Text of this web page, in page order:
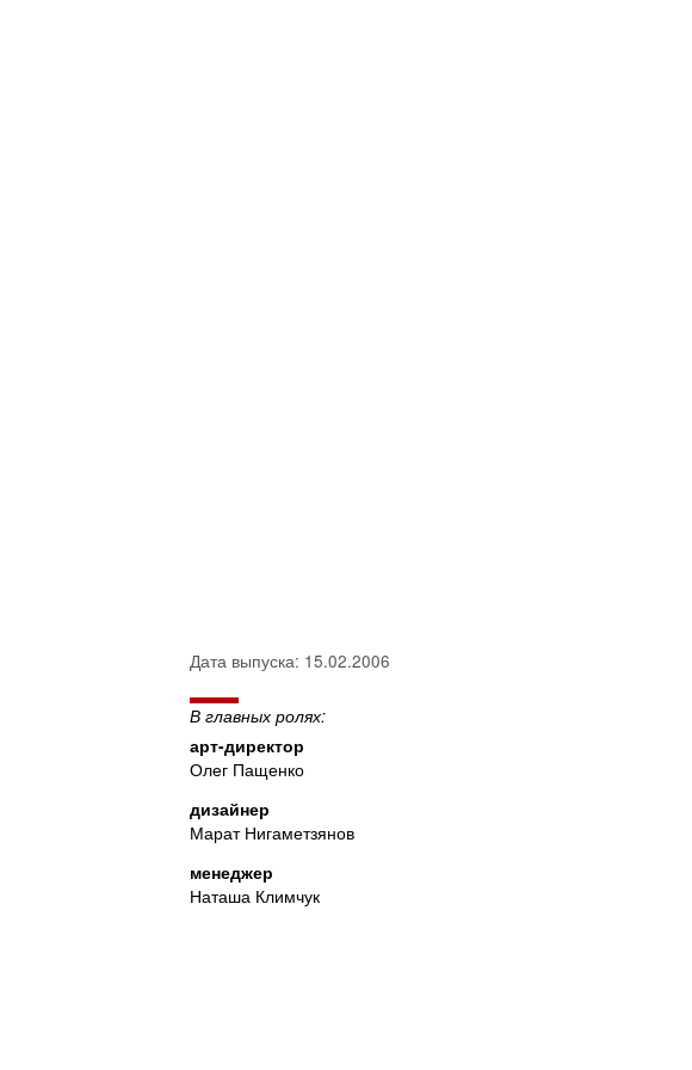
Дата выпуска: 15.02.2006
В главных ролях:
арт-директор
Олег Пащенко
дизайнер
Марат Нигаметзянов
менеджер
Наташа Климчук